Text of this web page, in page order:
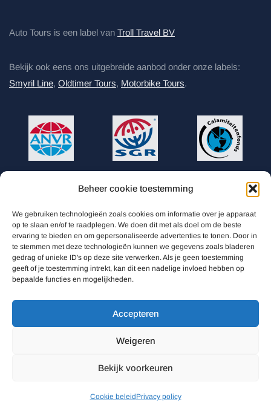
Beheer cookie toestemming
We gebruiken technologieën zoals cookies om informatie over je apparaat
op te slaan en/of te raadplegen. We doen dit met als doel om de beste
ervaring te bieden en om gepersonaliseerde advertenties te tonen. Door in
te stemmen met deze technologieën kunnen we gegevens zoals bladeren
gedrag of unieke ID's op deze site verwerken. Als je geen toestemming
geeft of je toestemming intrekt, kan dit een nadelige invloed hebben op
bepaalde functies en mogelijkheden.
Accepteren
Weigeren
Bekijk voorkeuren
Cookie beleidPrivacy policy
Auto Tours is een label van Troll Travel BV
Bekijk ook eens ons uitgebreide aanbod onder onze labels:
Smyril Line, Oldtimer Tours, Motorbike Tours.
AUTO TOURS
Willem Alexanderhof 1A
0031 78 619 85 25
info@auto-tours.nl
Vereniging van Reisorganisatoren), SCR (Stichting Calamiteitenfonds
Reisgelden.
Voorwaarden Cookies Privacy Policy